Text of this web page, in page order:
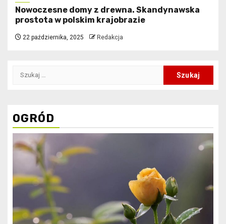
Nowoczesne domy z drewna. Skandynawska
prostota w polskim krajobrazie
22 października, 2025 Redakcja
Szukaj:
OGRÓD